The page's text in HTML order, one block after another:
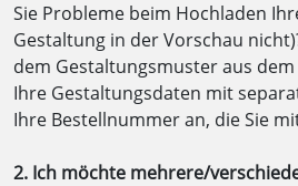
Sie Probleme beim Hochladen
Gestaltung in der Vorschau
dem Gestaltungsmuster aus
Ihre Gestaltungsdaten mit
Ihre Bestellnummer an, die Sie
2. Ich möchte mehrere/